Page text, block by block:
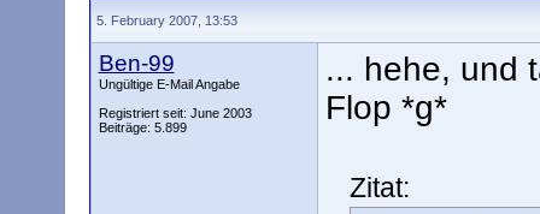
5. February 2007, 13:53
Ben-99
Ungültige E-Mail Angabe
Registriert seit: June 2003
Beiträge: 5.899
... hehe, und
Flop *g*
Zitat: